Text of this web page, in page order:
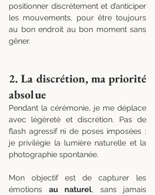
positionner discrètement et d’anticiper
les mouvements, pour être toujours
au bon endroit au bon moment sans
gêner.
2. La discrétion, ma priorité
absolue
Pendant la cérémonie, je me déplace
avec légèreté et discrétion. Pas de
flash agressif ni de poses imposées :
je privilégie la lumière naturelle et la
photographie spontanée.
Mon objectif est de capturer les
émotions au naturel, sans jamais